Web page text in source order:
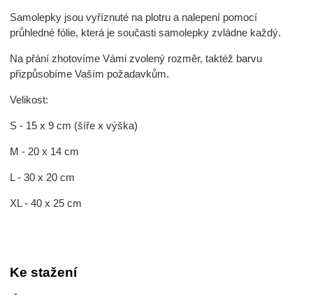
Samolepky jsou vyříznuté na plotru a nalepení pomocí
průhledné fólie, která je současti samolepky zvládne každý.
Na přání zhotovíme Vámi zvolený rozměr, taktéž barvu
přizpůsobíme Vaším požadavkům.
Velikost:
S - 15 x 9 cm (šíře x výška)
M - 20 x 14 cm
L - 30 x 20 cm
XL - 40 x 25 cm
Ke stažení